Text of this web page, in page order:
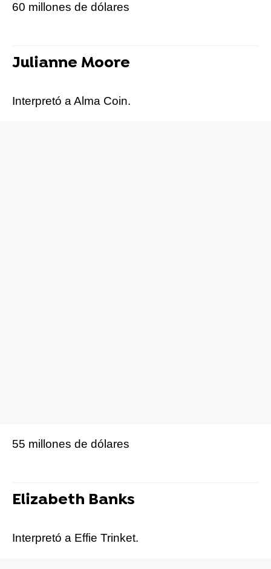
60 millones de dólares
Julianne Moore
Interpretó a Alma Coin.
55 millones de dólares
Elizabeth Banks
Interpretó a Effie Trinket.